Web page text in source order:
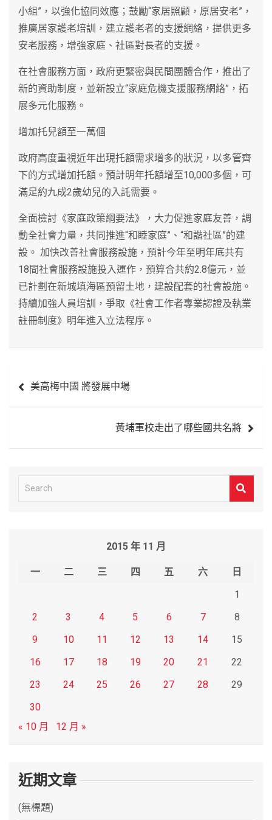
小組”，以強化協同效應；鼓勵“家居照顧，原居安老”，
推廣居家護老培訓，建立護老者的支援網絡，提供更多
安老服務，增強家庭、社區對長者的支援。
在社會服務方面，政府更緊密與民間團體合作，推出了
新的資助制度，並新設立“家庭危機支援服務網絡”，拓
展多元化服務。
增加托兒額至一萬個
政府高度重視近年出現托額需求增多的狀況，以多管齊
下的方式增加托額。預計明年托額增至10,000多個，可
滿足約九成2歲幼兒的入託需要。
全面檢討《家庭政策綱要法》，大力促進家庭友善，調
動全社會力量，共同推進“和睦家庭”、“和諧社區”的建
設。 加快改善社會服務設施，預計今年至明年底共有
18間社會服務設施投入運作，預算合共約2.8億元，並
已計劃在新城填海區預留土地，建設配套的社會設施。
持續加強人員培訓，爭取《社會工作者專業認證及執業
註冊制度》明年進入立法程序。
章
美高梅中國 將發展中場
黃埔軍校走出了哪些國共名將
e
2015 年 11 月
一 二 三 四 五 六
日
1
2
3 4 5 6 7
8
9
10 11 12 13 14
15
16
17 18 19 20 21
22
23
24 25 26 27 28
29
30
« 10 月
12 月 »
近期文章
(無標題)